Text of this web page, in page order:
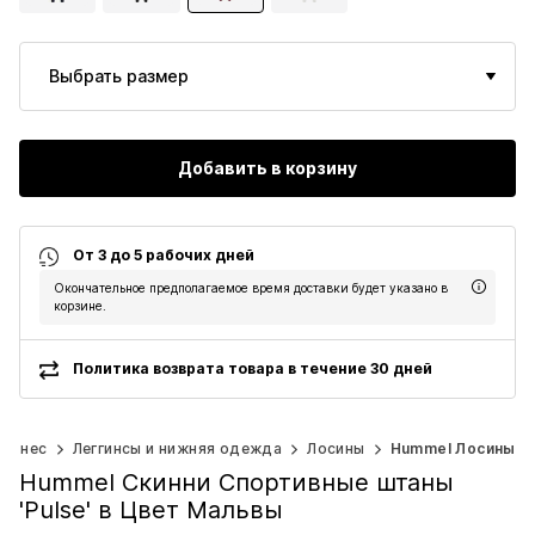
Выбрать размер
Добавить в корзину
От 3 до 5 рабочих дней
Окончательное предполагаемое время доставки будет указано в
корзине.
Политика возврата товара в течение 30 дней
Леггинсы и нижняя одежда Лосины Hummel Лосины
Hummel Скинни Спортивные штаны
'Pulse' в Цвет Мальвы